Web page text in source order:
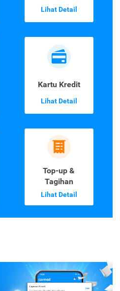
Lihat Detail
Kartu Kredit
Lihat Detail
Top-up &
Tagihan
Lihat Detail